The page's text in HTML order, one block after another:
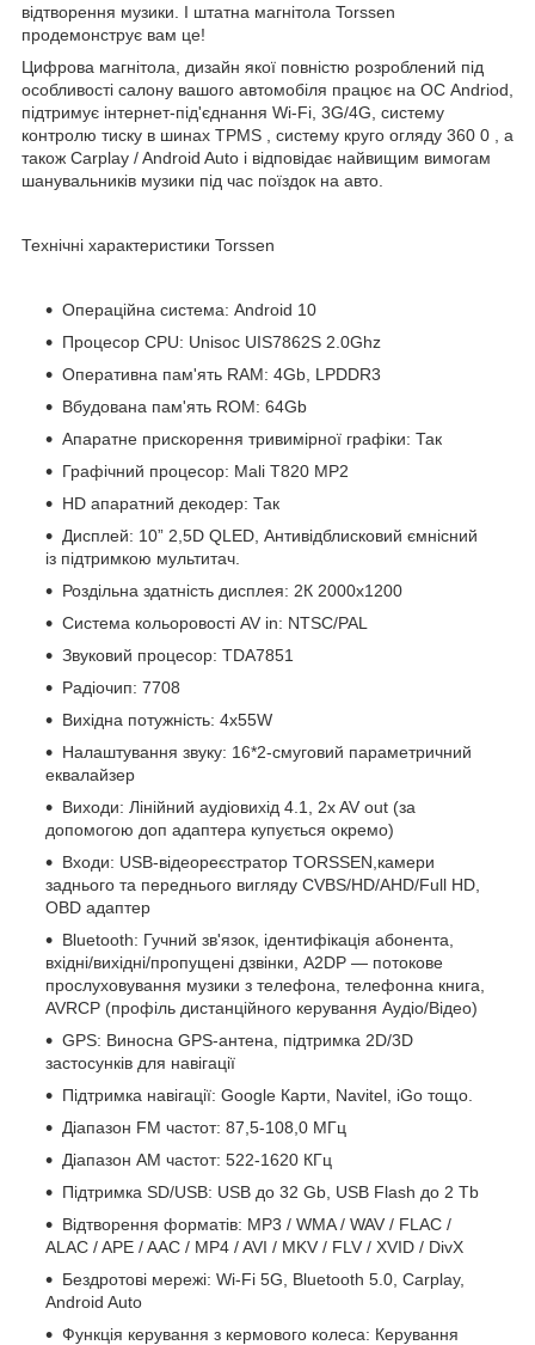
відтворення музики. І штатна магнітола Torssen
продемонструє вам це!
Цифрова магнітола, дизайн якої повністю розроблений під
особливості салону вашого автомобіля працює на ОС Andriod,
підтримує інтернет-під'єднання Wi-Fi, 3G/4G, систему
контролю тиску в шинах TPMS систему круго огляду 360 0
, а
також Carplay /Android Auto і відповідає найвищим вимогам
шанувальників музики під час поїздок на авто.
Технічні характеристики Torssen
Операційна система: Android 10
Процесор CPU: Unisoc UIS7862S 2.0Ghz
Оперативна пам'ять RAM: 4Gb, LPDDR3
Вбудована пам'ять ROM: 64Gb
Апаратне прискорення тривимірної графіки: Так
Графічний процесор: Mali T820 MP2
HD апаратний декодер: Так
Дисплей: 10” 2,5D QLED, Антивідблисковий ємнісний
із підтримкою мультитач.
Роздільна здатність дисплея: 2К 2000х1200
Система кольоровості AV in: NTSC/PAL
Звуковий процесор: TDA7851
Радіочип: 7708
Вихідна потужність: 4х55W
Налаштування звуку: 16*2-смуговий параметричний
еквалайзер
Виходи: Лінійний аудіовихід 4.1, 2x AV out (за
допомогою доп адаптера купується окремо)
Входи: USB-відеореєстратор TORSSEN,камери
заднього та переднього вигляду CVBS/HD/AHD/Full HD,
OBD адаптер
Bluetooth: Гучний зв'язок, ідентифікація абонента,
вхідні/вихідні/пропущені дзвінки, A2DP — потокове
прослуховування музики з телефона, телефонна книга,
AVRCP (профіль дистанційного керування Аудіо/Відео)
GPS: Виносна GPS-антена, підтримка 2D/3D
застосунків для навігації
Підтримка навігації: Google Карти, Navitel, iGo тощо.
Діапазон FM частот: 87,5-108,0 МГц
Діапазон АМ частот: 522-1620 КГц
Підтримка SD/USB: USB до 32 Gb, USB Flash до 2 Tb
Відтворення форматів: MP3 / WMA / WAV / FLAC /
ALAC / APE / AAC / MP4 / AVI / MKV / FLV / XVID / DivX
Бездротові мережі: Wi-Fi 5G, Bluetooth 5.0, Carplay,
Android Auto
Функція керування з кермового колеса: Керування